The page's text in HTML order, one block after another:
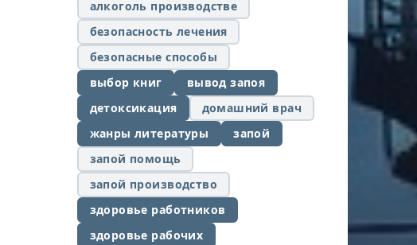
алкоголь производстве
безопасность лечения
безопасные способы
выбор книг
вывод запоя
детоксикация
домашний врач
жанры литературы
запой
запой помощь
запой производство
здоровье работников
здоровье рабочих